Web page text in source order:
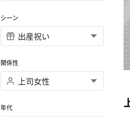
シーン
関係性
年代